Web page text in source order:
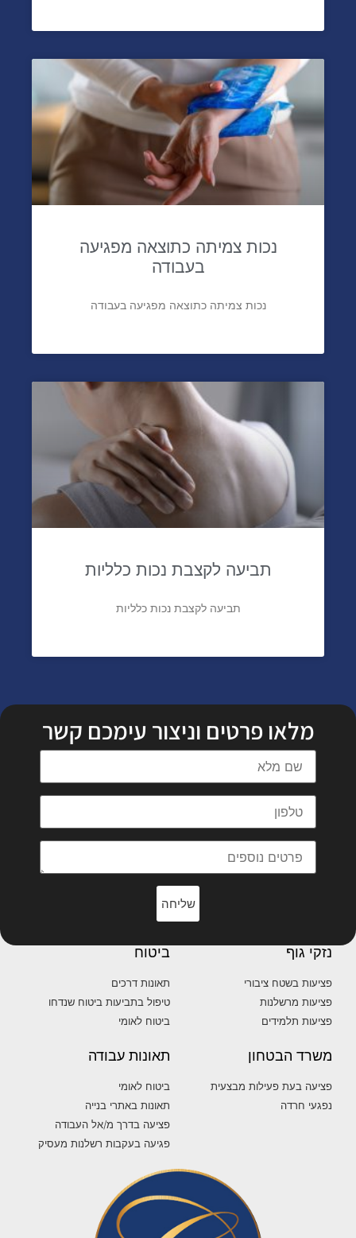
נכות צמיתה כתוצאה מפגיעה
בעבודה
נכות צמיתה כתוצאה מפגיעה בעבודה
תביעה לקצבת נכות כלליות
תביעה לקצבת נכות כלליות
מלאו פרטים וניצור עימכם קשר
שליחה
נזקי גוף
פציעות בשטח ציבורי
פציעות מרשלנות
פציעות תלמידים
ביטוח
תאונות דרכים
טיפול בתביעות ביטוח שנדחו
ביטוח לאומי
משרד הבטחון
פציעה בעת פעילות מבצעית
נפגעי חרדה
תאונות עבודה
ביטוח לאומי
תאונות באתרי בנייה
פציעה בדרך מ/אל העבודה
פגיעה בעקבות רשלנות מעסיק